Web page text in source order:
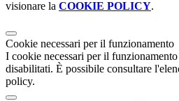
visionare la COOKIE POLICY.
Cookie necessari per il funzionamento
I cookie necessari per il funzionamento
disabilitati. È possibile consultare
policy.